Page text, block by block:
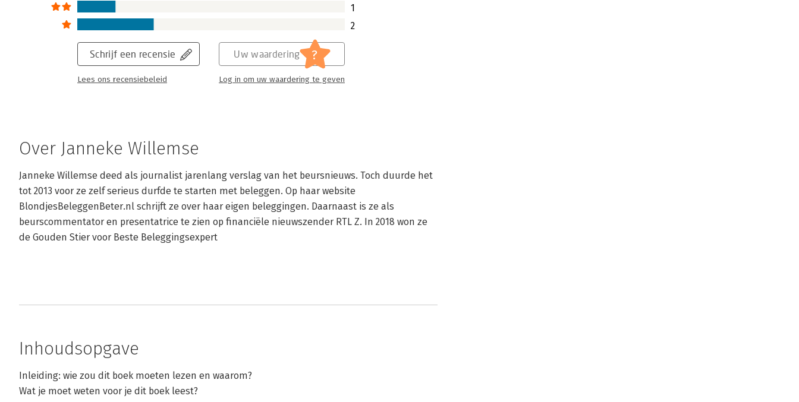
1
2
Schrijf een recensie
Lees ons recensiebeleid
Uw waardering ?
Log in om uw waardering te geven
Over Janneke Willemse
Janneke Willemse deed als journalist jarenlang verslag van het beursnieuws. Toch duurde het
tot 2013 voor ze zelf serieus durfde te starten met beleggen. Op haar website
BlondjesBeleggenBeter.nl schrijft ze over haar eigen beleggingen. Daarnaast is ze als
beurscommentator en presentatrice te zien op financiële nieuwszender RTL Z. In 2018 won ze
de Gouden Stier voor Beste Beleggingsexpert
Inhoudsopgave
Inleiding: wie zou dit boek moeten lezen en waarom?
Wat je moet weten voor je dit boek leest?